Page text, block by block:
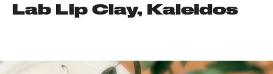
Lab Lip Clay, Kaleidos